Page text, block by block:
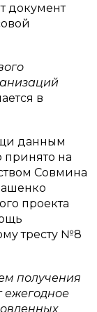
документ
в
данным
на
Совмина
проекта
тресту №8
получения
ежегодное